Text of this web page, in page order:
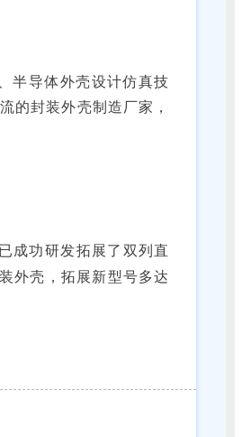
半导体外壳设计仿真技
的封装外壳制造厂家，
成功研发拓展了双列直
外壳，拓展新型号多达